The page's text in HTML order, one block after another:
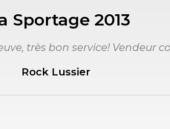
Sportage 2013
très bon service! Vendeur
Rock Lussier